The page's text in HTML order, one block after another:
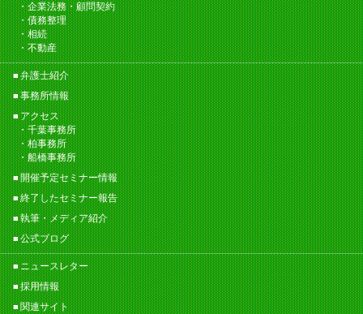
企業法務・顧問契約
債務整理
相続
不動産
弁護士紹介
事務所情報
アクセス
千葉事務所
柏事務所
船橋事務所
開催予定セミナー情報
終了したセミナー報告
執筆・メディア紹介
公式ブログ
ニュースレター
採用情報
関連サイト